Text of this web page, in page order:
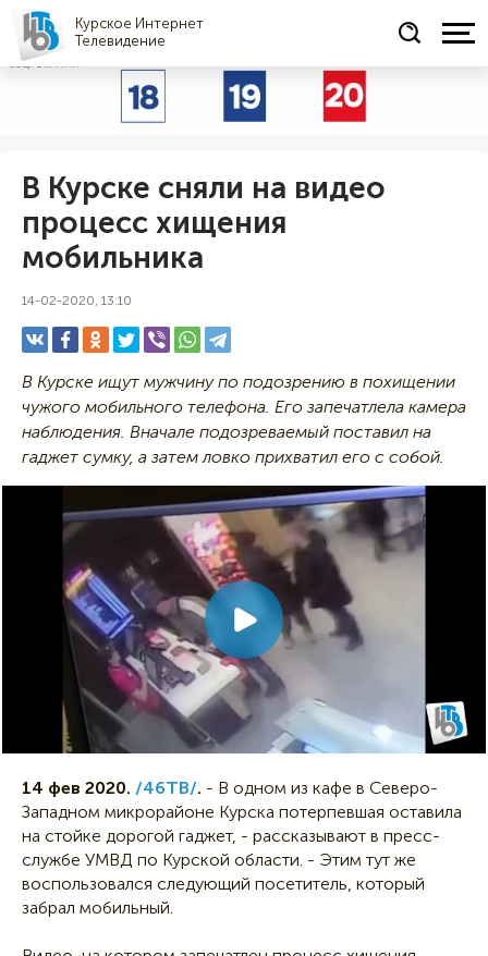
Курское Интернет
Телевидение
СОЦРЕКЛАМА
В Курске сняли на видео
процесс хищения
мобильника
14-02-2020, 13:10
В Курске ищут мужчину по подозрению в похищении
чужого мобильного телефона. Его запечатлела камера
наблюдения. Вначале подозреваемый поставил на
гаджет сумку, а затем ловко прихватил его с собой.
14 фев 2020. /46ТВ/. - В одном из кафе в Северо-
Западном микрорайоне Курска потерпевшая оставила
на стойке дорогой гаджет, - рассказывают в пресс-
службе УМВД по Курской области. - Этим тут же
воспользовался следующий посетитель, который
забрал мобильный.